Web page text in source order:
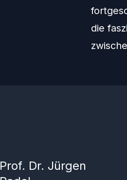
die
Prof. Dr. Jürgen